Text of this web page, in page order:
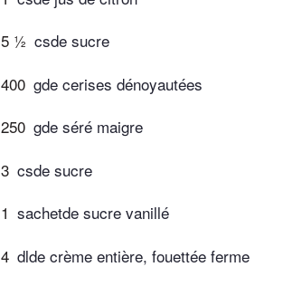
5 ½ csde sucre
400 gde cerises dénoyautées
250 gde séré maigre
3 csde sucre
1 sachetde sucre vanillé
4 dlde crème entière, fouettée ferme